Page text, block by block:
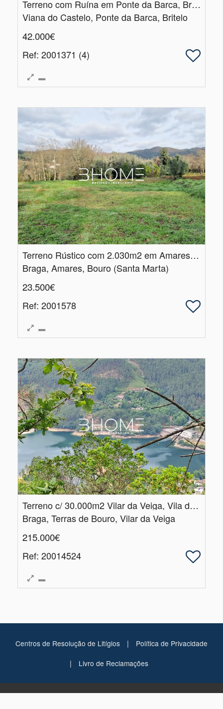
Terreno com Ruína em Ponte da Barca, Britelo
Viana do Castelo, Ponte da Barca, Britelo
42.000€
Ref: 2001371 (4)
Terreno Rústico com 2.​030m2 em Amares Sta Marta de Bouro
Braga, Amares, Bouro (Santa Marta)
23.500€
Ref: 2001578
Terreno c/ 30.​000m2 Vilar da Veiga, Vila do Gerês
Braga, Terras de Bouro, Vilar da Veiga
215.000€
Ref: 20014524
Centros de Resolução de Litígios | Política de Privacidade
| Livro de Reclamações